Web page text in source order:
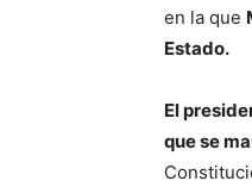
en la que
Estado.
El
que se